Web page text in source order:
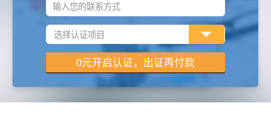
输入您的联系方式